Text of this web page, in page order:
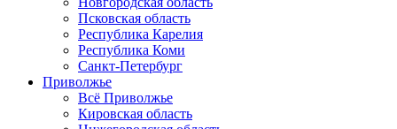
Псковская область
Республика Карелия
Республика Коми
Санкт-Петербург
Приволжье
Всё Приволжье
Кировская область